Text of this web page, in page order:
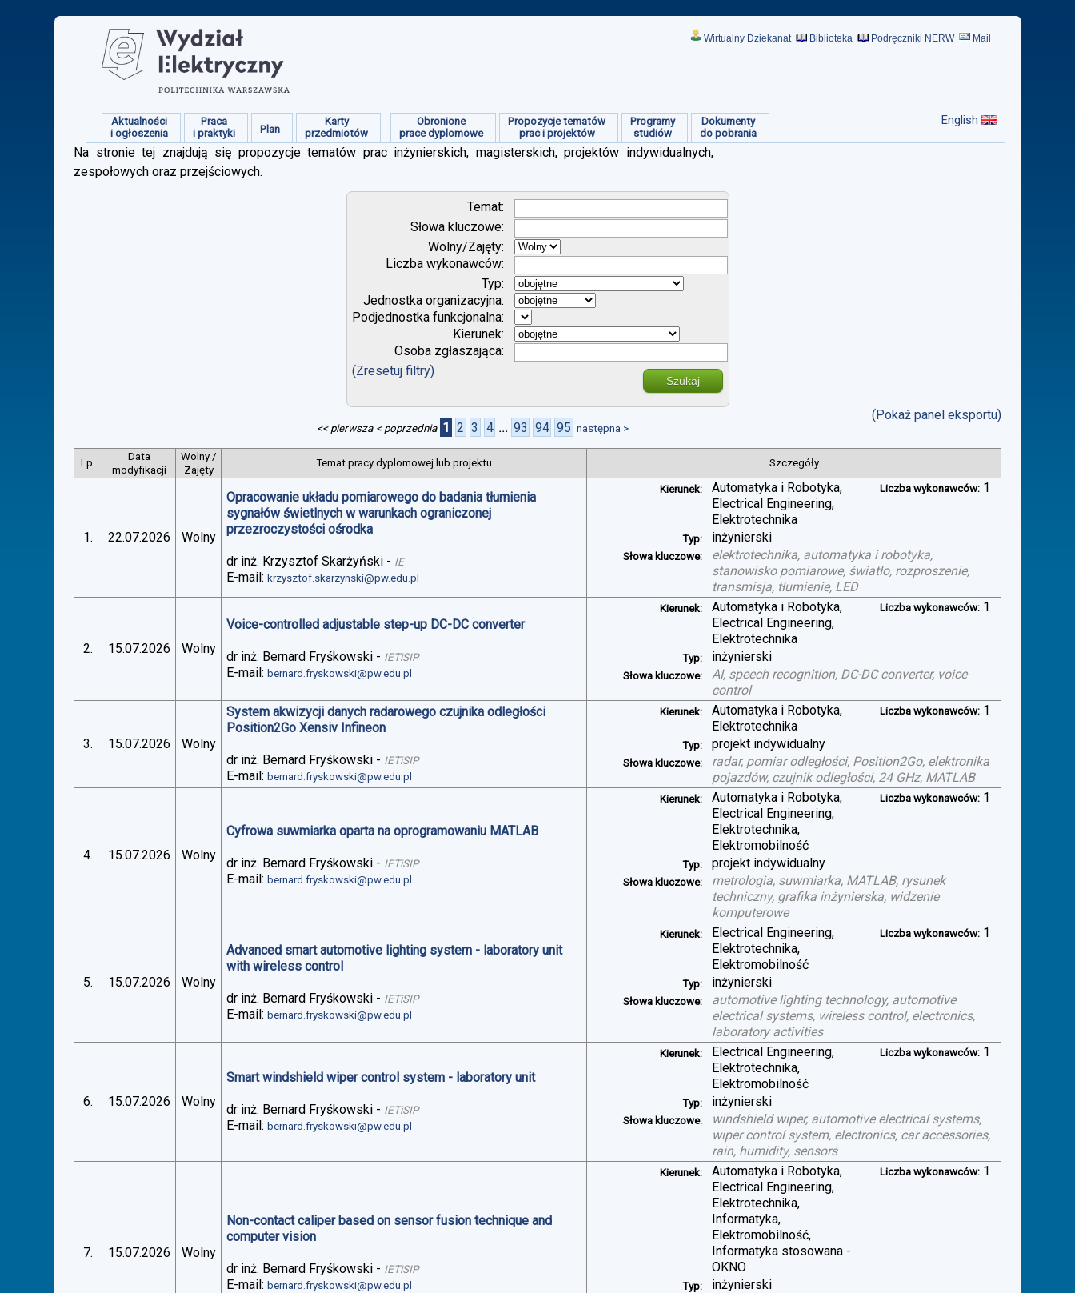
Wirtualny Dziekanat Biblioteka Podręczniki NERW Mail
Aktualności
i ogłoszenia
Praca
i praktyki
Plan
Karty
przedmiotów
Obronione
prace dyplomowe
Propozycje tematów
prac i projektów
Programy
studiów
Dokumenty
do pobrania
English
Na stronie tej znajdują się propozycje tematów prac inżynierskich, magisterskich, projektów indywidualnych,
zespołowych oraz przejściowych.
Temat:
Słowa kluczowe:
Wolny/Zajęty:
Liczba wykonawców:
Typ:
Jednostka organizacyjna:
Podjednostka funkcjonalna:
Kierunek:
Osoba zgłaszająca:
(Zresetuj filtry)
Szukaj
(Pokaż panel eksportu)
<< pierwsza < poprzednia 1 2 3 4 ... 93 94 95 następna >
Lp.
Data
modyfikacji
Wolny /
Zajęty
Temat pracy dyplomowej lub projektu Szczegóły
1. 22.07.2026 Wolny
Opracowanie układu pomiarowego do badania tłumienia
sygnałów świetlnych w warunkach ograniczonej
przezroczystości ośrodka
dr inż. Krzysztof Skarżyński - IE
E-mail:krzysztof.skarzynski@pw.edu.pl
Kierunek:
Automatyka i Robotyka,
Electrical Engineering,
Elektrotechnika
Liczba wykonawców: 1
Typ: inżynierski
Słowa kluczowe:
elektrotechnika, automatyka i robotyka,
stanowisko pomiarowe, światło, rozproszenie,
transmisja, tłumienie, LED
2. 15.07.2026 Wolny
Voice-controlled adjustable step-up DC-DC converter
dr inż. Bernard Fryśkowski - IETiSIP
E-mail:bernard.fryskowski@pw.edu.pl
Kierunek:
Automatyka i Robotyka,
Electrical Engineering,
Elektrotechnika
Liczba wykonawców: 1
Typ: inżynierski
Słowa kluczowe:
AI, speech recognition, DC-DC converter, voice
control
3. 15.07.2026 Wolny
System akwizycji danych radarowego czujnika odległości
Position2Go Xensiv Infineon
dr inż. Bernard Fryśkowski - IETiSIP
E-mail:bernard.fryskowski@pw.edu.pl
Kierunek:
Automatyka i Robotyka,
Elektrotechnika
Liczba wykonawców: 1
Typ: projekt indywidualny
Słowa kluczowe:
radar, pomiar odległości, Position2Go, elektronika
pojazdów, czujnik odległości, 24 GHz, MATLAB
4. 15.07.2026 Wolny
Cyfrowa suwmiarka oparta na oprogramowaniu MATLAB
dr inż. Bernard Fryśkowski - IETiSIP
E-mail:bernard.fryskowski@pw.edu.pl
Kierunek:
Automatyka i Robotyka,
Electrical Engineering,
Elektrotechnika,
Elektromobilność
Liczba wykonawców: 1
Typ: projekt indywidualny
Słowa kluczowe:
metrologia, suwmiarka, MATLAB, rysunek
techniczny, grafika inżynierska, widzenie
komputerowe
5. 15.07.2026 Wolny
Advanced smart automotive lighting system - laboratory unit
with wireless control
dr inż. Bernard Fryśkowski - IETiSIP
E-mail:bernard.fryskowski@pw.edu.pl
Kierunek:
Electrical Engineering,
Elektrotechnika,
Elektromobilność
Liczba wykonawców: 1
Typ: inżynierski
Słowa kluczowe:
automotive lighting technology, automotive
electrical systems, wireless control, electronics,
laboratory activities
6. 15.07.2026 Wolny
Smart windshield wiper control system - laboratory unit
dr inż. Bernard Fryśkowski - IETiSIP
E-mail:bernard.fryskowski@pw.edu.pl
Kierunek:
Electrical Engineering,
Elektrotechnika,
Elektromobilność
Liczba wykonawców: 1
Typ: inżynierski
Słowa kluczowe:
windshield wiper, automotive electrical systems,
wiper control system, electronics, car accessories,
rain, humidity, sensors
7. 15.07.2026 Wolny
Non-contact caliper based on sensor fusion technique and
computer vision
dr inż. Bernard Fryśkowski - IETiSIP
E-mail:bernard.fryskowski@pw.edu.pl
Kierunek:
Automatyka i Robotyka,
Electrical Engineering,
Elektrotechnika,
Informatyka,
Elektromobilność,
Informatyka stosowana -
OKNO
Liczba wykonawców: 1
Typ: inżynierski